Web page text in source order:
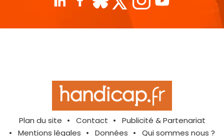
Plan du site Contact
Publicité & Partenariat
Mentions légales
Données Qui sommes nous ?